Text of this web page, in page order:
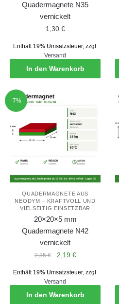
Quadermagnete N35
vernickelt
1,30 €
Enthält 19% Umsatzsteuer, zzgl.
Versand
In den Warenkorb
-7%
QUADERMAGNETE AUS
NEODYM – KRAFTVOLL UND
VIELSEITIG EINSETZBAR
20×20×5 mm
Quadermagnete N42
vernickelt
2,35€
Ursprünglicher
war:
2,35 €
2,19 €Aktueller
ist:
2,19 €.
Enthält 19% Umsatzsteuer, zzgl.
Versand
In den Warenkorb